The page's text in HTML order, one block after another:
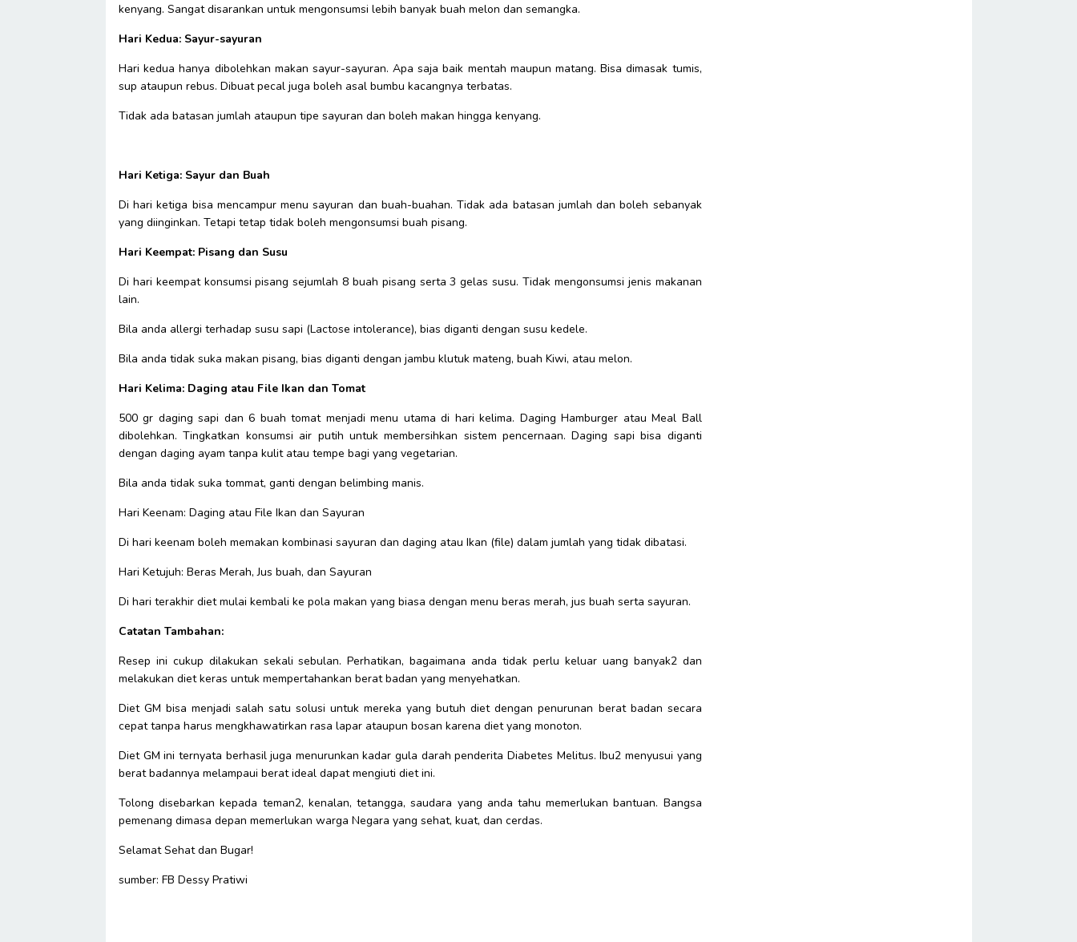
kenyang. Sangat disarankan untuk mengonsumsi lebih banyak buah melon dan semangka.
Hari Kedua: Sayur-sayuran
Hari kedua hanya dibolehkan makan sayur-sayuran. Apa saja baik mentah maupun matang. Bisa dimasak tumis,
sup ataupun rebus. Dibuat pecal juga boleh asal bumbu kacangnya terbatas.
Tidak ada batasan jumlah ataupun tipe sayuran dan boleh makan hingga kenyang.
Hari Ketiga: Sayur dan Buah
Di hari ketiga bisa mencampur menu sayuran dan buah-buahan. Tidak ada batasan jumlah dan boleh sebanyak
yang diinginkan. Tetapi tetap tidak boleh mengonsumsi buah pisang.
Hari Keempat: Pisang dan Susu
Di hari keempat konsumsi pisang sejumlah 8 buah pisang serta 3 gelas susu. Tidak mengonsumsi jenis makanan
lain.
Bila anda allergi terhadap susu sapi (Lactose intolerance), bias diganti dengan susu kedele.
Bila anda tidak suka makan pisang, bias diganti dengan jambu klutuk mateng, buah Kiwi, atau melon.
Hari Kelima: Daging atau File Ikan dan Tomat
500 gr daging sapi dan 6 buah tomat menjadi menu utama di hari kelima. Daging Hamburger atau Meal Ball
dibolehkan. Tingkatkan konsumsi air putih untuk membersihkan sistem pencernaan. Daging sapi bisa diganti
dengan daging ayam tanpa kulit atau tempe bagi yang vegetarian.
Bila anda tidak suka tommat, ganti dengan belimbing manis.
Hari Keenam: Daging atau File Ikan dan Sayuran
Di hari keenam boleh memakan kombinasi sayuran dan daging atau Ikan (file) dalam jumlah yang tidak dibatasi.
Hari Ketujuh: Beras Merah, Jus buah, dan Sayuran
Di hari terakhir diet mulai kembali ke pola makan yang biasa dengan menu beras merah, jus buah serta sayuran.
Catatan Tambahan:
Resep ini cukup dilakukan sekali sebulan. Perhatikan, bagaimana anda tidak perlu keluar uang banyak2 dan
melakukan diet keras untuk mempertahankan berat badan yang menyehatkan.
Diet GM bisa menjadi salah satu solusi untuk mereka yang butuh diet dengan penurunan berat badan secara
cepat tanpa harus mengkhawatirkan rasa lapar ataupun bosan karena diet yang monoton.
Diet GM ini ternyata berhasil juga menurunkan kadar gula darah penderita Diabetes Melitus. Ibu2 menyusui yang
berat badannya melampaui berat ideal dapat mengiuti diet ini.
Tolong disebarkan kepada teman2, kenalan, tetangga, saudara yang anda tahu memerlukan bantuan. Bangsa
pemenang dimasa depan memerlukan warga Negara yang sehat, kuat, dan cerdas.
Selamat Sehat dan Bugar!
sumber: FB Dessy Pratiwi